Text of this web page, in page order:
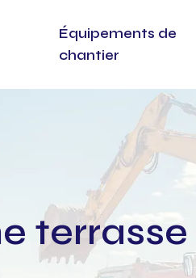
Équipements de
chantier